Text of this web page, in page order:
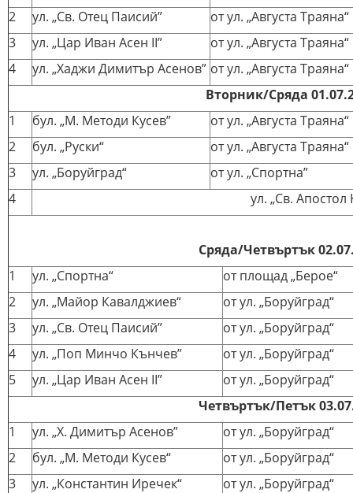
2
ул. „Св. Отец Паисий”
от ул. „Августа Траяна“
3
ул. „Цар Иван Асен II”
от ул. „Августа Траяна“
4
ул. „Хаджи Димитър Асенов” от ул. „Августа Траяна“
Вторник/Сряда
1
бул. „М. Методи Кусев”
от ул. „Августа Траяна“
2
бул. „Руски“
от ул. „Августа Траяна“
3
ул. „Боруйград“
от ул. „Спортна”
4
ул. „Св. Апостол
Сряда/Четвъртък
1
ул. „Спортна“
от площад „Берое“
2
ул. „Майор Кавалджиев“
от ул. „Боруйград“
3
ул. „Св. Отец Паисий”
от ул. „Боруйград“
4
ул. „Поп Минчо Кънчев”
от ул. „Боруйград“
5
ул. „Цар Иван Асен II”
от ул. „Боруйград“
Четвъртък/Петък
1
ул. „Х. Димитър Асенов”
от ул. „Боруйград“
2
бул. „М. Методи Кусев“
от ул. „Боруйград“
3
ул. „Константин Иречек“
от ул. „Боруйград“